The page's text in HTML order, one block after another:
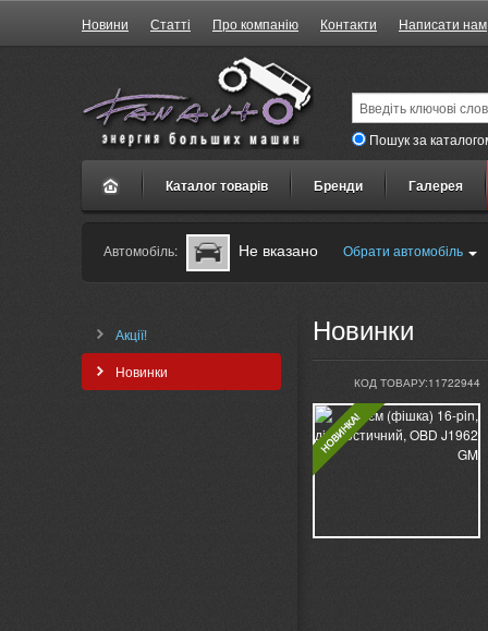
Новини Статті Про компанію Контакти Написати нам
Пошук за
Каталог товарів Бренди Галерея
Автомобіль: Не вказано Обрати автомобіль
Акції!
Новинки
Новинки
КОД ТОВАРУ:11722944